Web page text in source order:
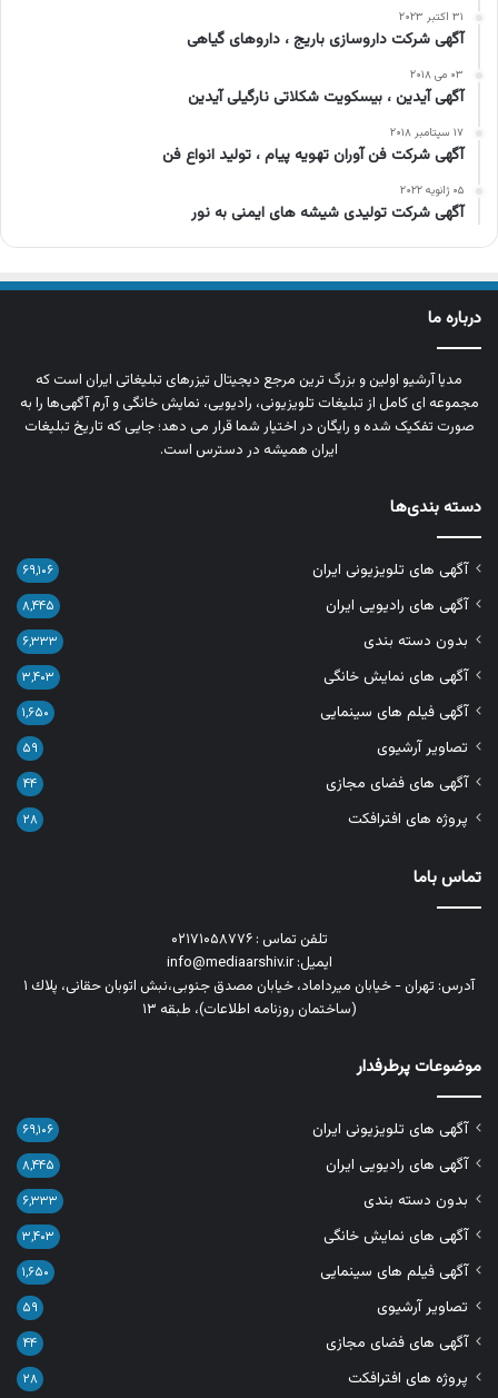
۳۱ اکتبر ۲۰۲۳
آگهی شرکت داروسازی باریج ، داروهای گیاهی
۰۳ می ۲۰۱۸
آگهی آیدین ، بیسکویت شکلاتی نارگیلی آیدین
۱۷ سپتامبر ۲۰۱۸
آگهی شرکت فن آوران تهویه پیام ، تولید انواع فن
۰۵ ژانویه ۲۰۲۲
آگهی شرکت تولیدی شیشه های ایمنی به نور
درباره ما
مدیا آرشیو اولین و بزرگ‌ ترین مرجع دیجیتال تیزرهای تبلیغاتی ایران است که
مجموعه‌ ای کامل از تبلیغات تلویزیونی، رادیویی، نمایش خانگی و آرم‌ آگهی‌ها را به‌
صورت تفکیک‌ شده و رایگان در اختیار شما قرار می‌ دهد؛ جایی که تاریخ تبلیغات
ایران همیشه در دسترس است.
دسته بندی‌ها
آگهی های تلویزیونی ایران ۶۹,۱۰۶
آگهی های رادیویی ایران ۸,۴۴۵
بدون دسته بندی ۶,۳۳۳
آگهی های نمایش خانگی ۳,۴۰۳
آگهی فیلم های سینمایی ۱,۶۵۰
تصاویر آرشیوی ۵۹
آگهی های فضای مجازی ۴۴
پروژه های افترافکت ۲۸
تماس باما
تلفن تماس : ۰۲۱۷۱۰۵۸۷۷۶
ایمیل: info@mediaarshiv.ir
آدرس: تهران - خیابان میرداماد، خیابان مصدق جنوبی،نبش اتوبان حقانی، پلاك ١
(ساختمان روزنامه اطلاعات)، طبقه ۱۳
موضوعات پرطرفدار
آگهی های تلویزیونی ایران ۶۹,۱۰۶
آگهی های رادیویی ایران ۸,۴۴۵
بدون دسته بندی ۶,۳۳۳
آگهی های نمایش خانگی ۳,۴۰۳
آگهی فیلم های سینمایی ۱,۶۵۰
تصاویر آرشیوی ۵۹
آگهی های فضای مجازی ۴۴
پروژه های افترافکت ۲۸